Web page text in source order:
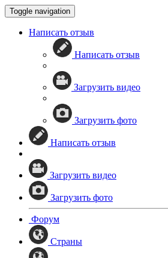
Toggle navigation
Написать отзыв
Написать отзыв
Загрузить видео
Загрузить фото
Написать отзыв
Загрузить видео
Загрузить фото
Форум
Страны